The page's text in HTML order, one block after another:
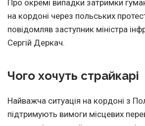
Про окремі випадки затримки
на кордоні через польських
повідомляв заступник міністра
Сергій Деркач.
Чого хочуть страйкарі
Найважча ситуація на кордоні з
підтримують вимоги місцевих